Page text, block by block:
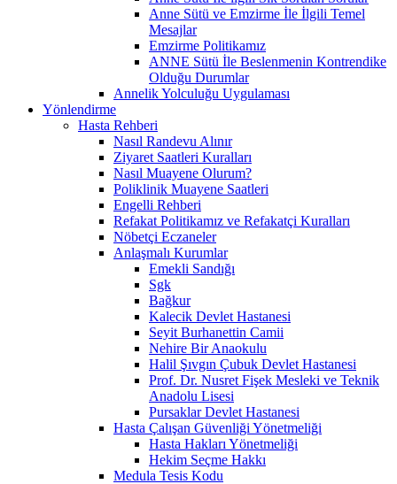
Anne Sütü ve Emzirme İle İlgili Temel
Mesajlar
Emzirme Politikamız
ANNE Sütü İle Beslenmenin Kontrendike
Olduğu Durumlar
Annelik Yolculuğu Uygulaması
Yönlendirme
Hasta Rehberi
Nasıl Randevu Alınır
Ziyaret Saatleri Kuralları
Nasıl Muayene Olurum?
Poliklinik Muayene Saatleri
Engelli Rehberi
Refakat Politikamız ve Refakatçi Kuralları
Nöbetçi Eczaneler
Anlaşmalı Kurumlar
Emekli Sandığı
Sgk
Bağkur
Kalecik Devlet Hastanesi
Seyit Burhanettin Camii
Nehire Bir Anaokulu
Halil Şıvgın Çubuk Devlet Hastanesi
Prof. Dr. Nusret Fişek Mesleki ve Teknik
Anadolu Lisesi
Pursaklar Devlet Hastanesi
Hasta Çalışan Güvenliği Yönetmeliği
Hasta Hakları Yönetmeliği
Hekim Seçme Hakkı
Medula Tesis Kodu